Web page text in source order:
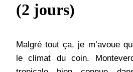
(2 jours)
Malgré tout ça, je m’avoue
le climat du coin.